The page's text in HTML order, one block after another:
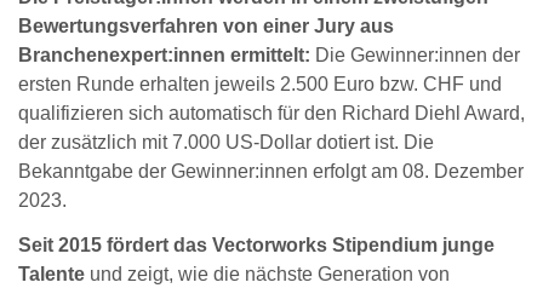
Bewertungsverfahren von einer Jury aus
Branchenexpert:innen ermittelt: Die Gewinner:innen der
ersten Runde erhalten jeweils 2.500 Euro bzw. CHF und
qualifizieren sich automatisch für den Richard Diehl Award,
der zusätzlich mit 7.000 US-Dollar dotiert ist. Die
Bekanntgabe der Gewinner:innen erfolgt am 08. Dezember
2023.
Seit 2015 fördert das Vectorworks Stipendium junge
Talente und zeigt, wie die nächste Generation von